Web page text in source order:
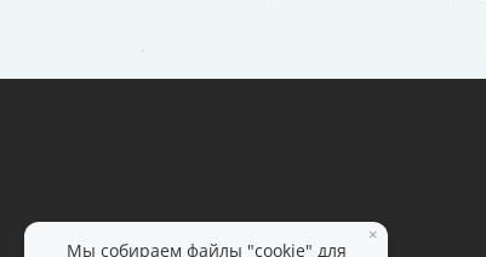
×
Мы собираем файлы "cookie" для